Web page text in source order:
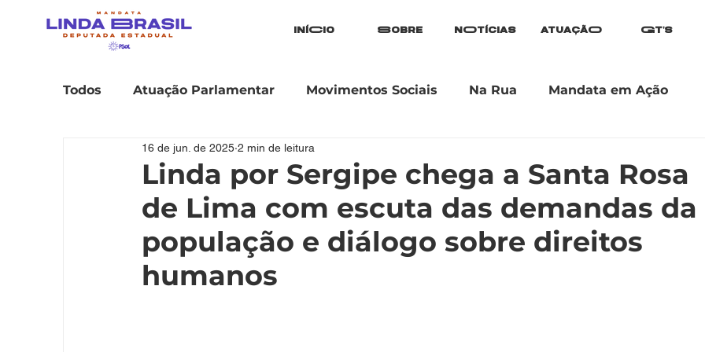
iníCio Sobre nOtícias atuaçãO Gt's
Todos Atuação Parlamentar Movimentos Sociais Na Rua Mandata em Ação
Linda por Sergipe chega a Santa Rosa
de Lima com escuta das demandas da
população e diálogo sobre direitos
humanos
16 de jun. de 2025 2 min de leitura